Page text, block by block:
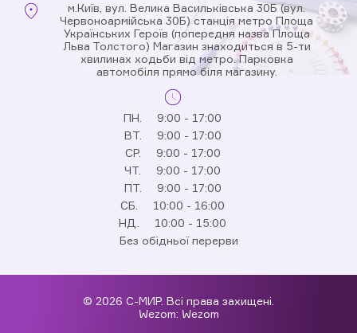
м.Київ, вул. Велика Васильківська 30Б (вул.
Червоноармійська 30Б) станція метро Площа
Українських Героїв (попередня назва Площа
Льва Толстого) Магазин знаходиться в 5-ти
хвилинах ходьби від метро. Парковка
автомобіля прямо біля магазину.
ПН.
9:00 - 17:00
ВТ.
9:00 - 17:00
СР.
9:00 - 17:00
ЧТ.
9:00 - 17:00
ПТ.
9:00 - 17:00
СБ.
10:00 - 16:00
НД.
10:00 - 15:00
Без обідньої перерви
© 2026 С-МИР. Всі права захищені.
Wezom: Wezom